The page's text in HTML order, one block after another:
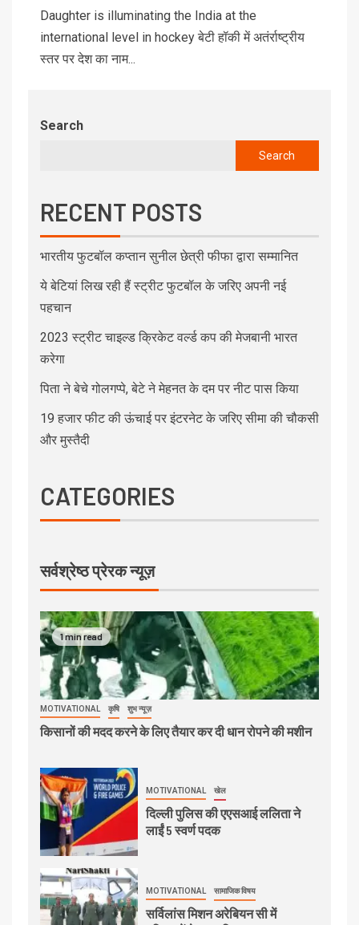
Daughter is illuminating the India at the
international level in hockey बेटी हॉकी में अतंर्राष्ट्रीय
स्तर पर देश का नाम...
Search
Search
RECENT POSTS
भारतीय फुटबॉल कप्तान सुनील छेत्री फीफा द्वारा सम्मानित
ये बेटियां लिख रही हैं स्ट्रीट फुटबॉल के जरिए अपनी नई
पहचान
2023 स्ट्रीट चाइल्ड क्रिकेट वर्ल्ड कप की मेजबानी भारत
करेगा
पिता ने बेचे गोलगप्पे, बेटे ने मेहनत के दम पर नीट पास किया
19 हजार फीट की ऊंचाई पर इंटरनेट के जरिए सीमा की चौकसी
और मुस्तैदी
CATEGORIES
सर्वश्रेष्ठ प्रेरक न्यूज़
1 min read
MOTIVATIONAL कृषि शुभ न्यूज़
किसानों की मदद करने के लिए तैयार कर दी धान रोपने की मशीन
MOTIVATIONAL खेल
दिल्ली पुलिस की एएसआई ललिता ने
लाईं 5 स्वर्ण पदक
MOTIVATIONAL सामाजिक विषय
सर्विलांस मिशन अरेबियन सी में